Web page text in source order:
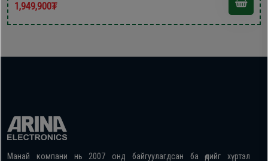
1,949,900₮
Манай компани нь 2007 онд байгуулагдсан ба өдийг хүртэл